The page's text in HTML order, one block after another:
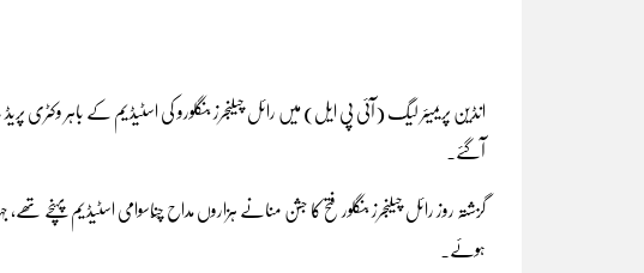
انڈین پریمیئر لیگ (آئی پی ایل) میں رائل چیلنجرز بنگلورو کی اسٹیڈیم کے باہر وکٹری
آگئے۔
ہوئے۔